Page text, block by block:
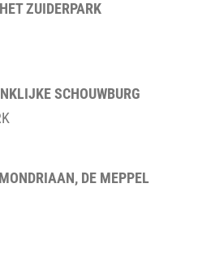
ZUIDERPARK
SCHOUWBURG
DE MEPPEL